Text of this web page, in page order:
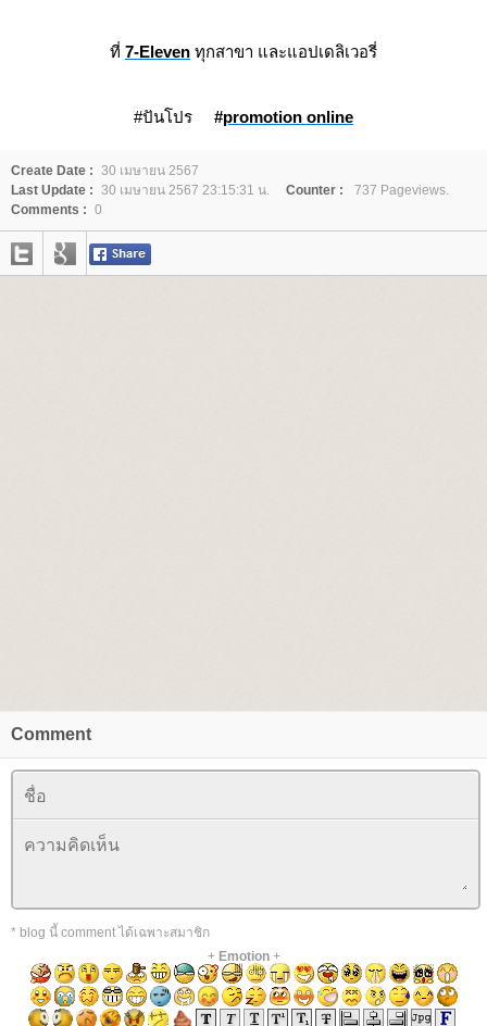
ที่ 7-Eleven ทุกสาขา และแอปเดลิเวอรี่
#ปันโปร #promotion online
Create Date : 30 เมษายน 2567
Last Update : 30 เมษายน 2567 23:15:31 น. Counter :
737 Pageviews.
Comments : 0
Comment
* blog นี้ comment ได้เฉพาะสมาชิก
+ Emotion+